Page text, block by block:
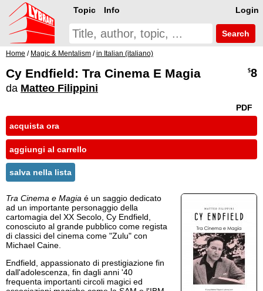
Login
Topic Info
Search
Home / Magic & Mentalism /in Italian (italiano)
Cy Endfield: Tra Cinema E Magia
da Matteo Filippini
$8
PDF
acquista ora
aggiungi al carrello
salva nella lista
Tra Cinema e Magia é un saggio dedicato
ad un importante personaggio della
cartomagia del XX Secolo, Cy Endfield,
conosciuto al grande pubblico come regista
di classici del cinema come "Zulu" con
Michael Caine.
Endfield, appassionato di prestigiazione fin
dall'adolescenza, fin dagli anni '40
frequenta importanti circoli magici ed